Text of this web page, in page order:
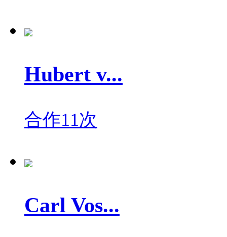
Hubert v...
合作11次
Carl Vos...